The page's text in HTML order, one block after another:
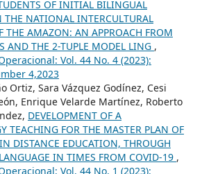
OF INITIAL BILINGUAL
THE NATIONAL INTERCULTURAL
THE AMAZON: AN APPROACH FROM
AND THE 2-TUPLE MODEL LING ,
Vol. 44 No. 4 (2023):
4,2023
Ortiz, Sara Vázquez Godínez, Cesi
Enrique Velarde Martínez, Roberto
DEVELOPMENT OF A
TEACHING FOR THE MASTER PLAN OF
DISTANCE EDUCATION, THROUGH
IN TIMES FROM COVID-19 ,
Vol. 44 No. 1 (2023):